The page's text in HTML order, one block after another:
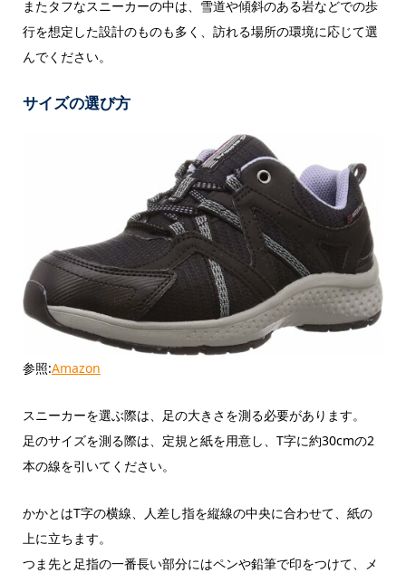
またタフなスニーカーの中は、雪道や傾斜のある岩などでの歩
行を想定した設計のものも多く、訪れる場所の環境に応じて選
んでください。
サイズの選び方
参照:Amazon
スニーカーを選ぶ際は、足の大きさを測る必要があります。
足のサイズを測る際は、定規と紙を用意し、T字に約30cmの2
本の線を引いてください。
かかとはT字の横線、人差し指を縦線の中央に合わせて、紙の
上に立ちます。
つま先と足指の一番長い部分にはペンや鉛筆で印をつけて、メ